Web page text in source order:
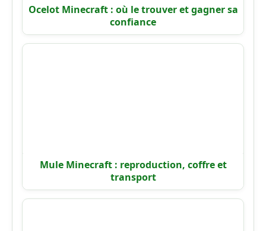
Ocelot Minecraft : où le trouver et gagner sa
confiance
Mule Minecraft : reproduction, coffre et
transport